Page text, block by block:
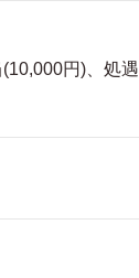
円)、処遇